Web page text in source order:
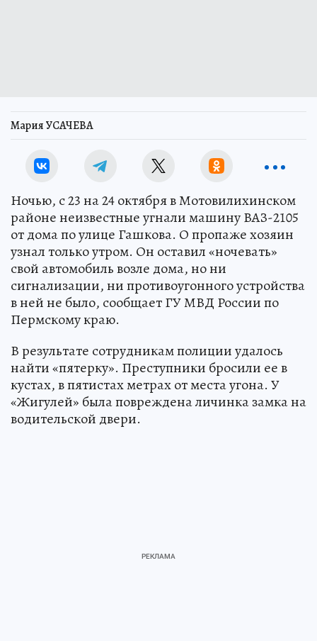
Мария УСАЧЕВА
Ночью, с 23 на 24 октября в Мотовилихинском
районе неизвестные угнали машину ВАЗ-2105
от дома по улице Гашкова. О пропаже хозяин
узнал только утром. Он оставил «ночевать»
свой автомобиль возле дома, но ни
сигнализации, ни противоугонного устройства
в ней не было, сообщает ГУ МВД России по
Пермскому краю.
В результате сотрудникам полиции удалось
найти «пятерку». Преступники бросили ее в
кустах, в пятистах метрах от места угона. У
«Жигулей» была повреждена личинка замка на
водительской двери.